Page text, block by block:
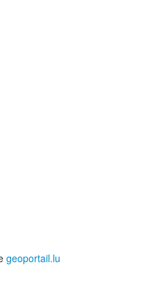
geoportail.lu